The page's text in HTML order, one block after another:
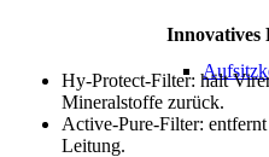
Innovatives
Hy-Protect-Filter: hält
Mineralstoffe zurück.
Active-Pure-Filter:
Leitung.